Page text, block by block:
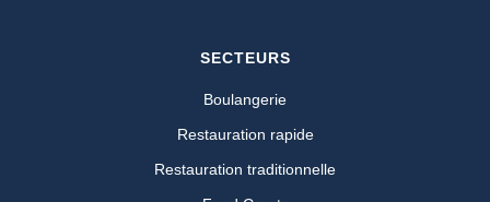
SECTEURS
Boulangerie
Restauration rapide
Restauration traditionnelle